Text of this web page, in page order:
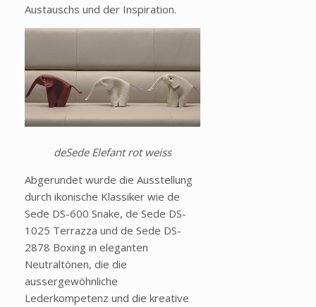
Austauschs und der Inspiration.
deSede Elefant rot weiss
Abgerundet wurde die Ausstellung
durch ikonische Klassiker wie de
Sede DS-600 Snake, de Sede DS-
1025 Terrazza und de Sede DS-
2878 Boxing in eleganten
Neutraltönen, die die
aussergewöhnliche
Lederkompetenz und die kreative